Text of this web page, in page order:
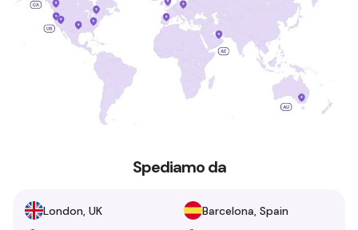
Spediamo da
London, UK
Barcelona, Spain